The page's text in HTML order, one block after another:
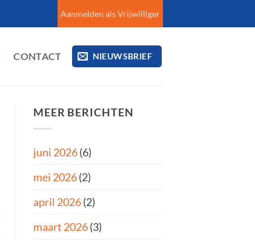
Aanmelden als Vrijwilliger
CONTACT NIEUWSBRIEF
MEER BERICHTEN
juni 2026(6)
mei 2026(2)
april 2026(2)
maart 2026(3)